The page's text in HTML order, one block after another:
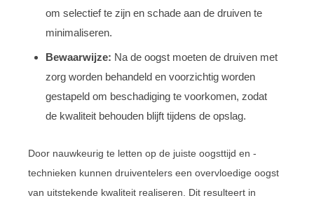
om selectief te zijn en schade aan de druiven te
minimaliseren.
Bewaarwijze: Na de oogst moeten de druiven met
zorg worden behandeld en voorzichtig worden
gestapeld om beschadiging te voorkomen, zodat
de kwaliteit behouden blijft tijdens de opslag.
Door nauwkeurig te letten op de juiste oogsttijd en -
technieken kunnen druiventelers een overvloedige oogst
van uitstekende kwaliteit realiseren. Dit resulteert in